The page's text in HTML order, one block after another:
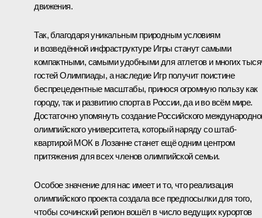
движения.
Так, благодаря уникальным природным условиям
и возведённой инфраструктуре Игры станут самыми
компактными, самыми удобными для атлетов и многих
гостей Олимпиады, а наследие Игр получит поистине
беспрецедентные масштабы, принося огромную пользу как
городу, так и развитию спорта в России, да и во всём мире.
Достаточно упомянуть создание Российского
олимпийского университета, который наряду со штаб-
квартирой МОК в Лозанне станет ещё одним центром
притяжения для всех членов олимпийской семьи.
Особое значение для нас имеет и то, что реализация
олимпийского проекта создала все предпосылки для того,
чтобы сочинский регион вошёл в число ведущих курортов